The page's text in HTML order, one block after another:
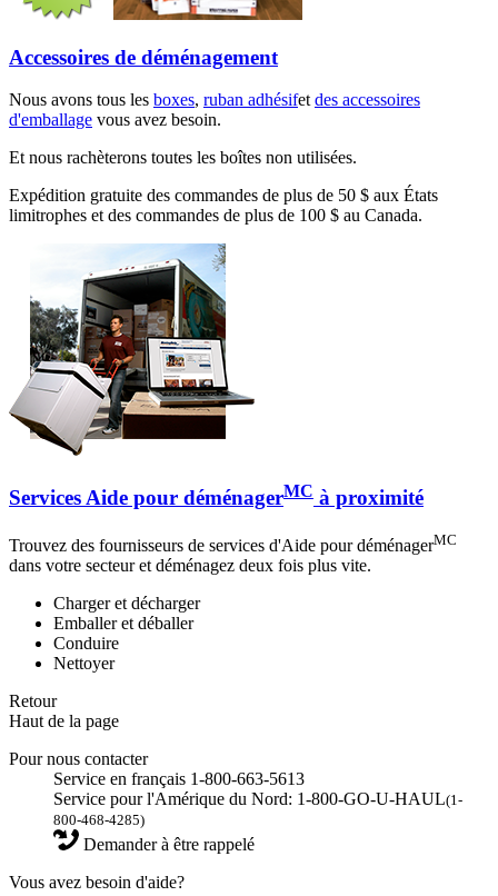
Accessoires de déménagement
Nous avons tous les boxes, ruban adhésifetdes accessoires
d'emballage vous avez besoin.
Et nous rachèterons toutes les boîtes non utilisées.
Expédition gratuite des commandes de plus de 50 $ aux États
limitrophes et des commandes de plus de 100 $ au Canada.
Services Aide pour déménagerMC à proximité
Trouvez des fournisseurs de services d'Aide pour déménagerMC
dans votre secteur et déménagez deux fois plus vite.
Charger et décharger
Emballer et déballer
Conduire
Nettoyer
Retour
Haut de la page
Pour nous contacter
Service en français 1-800-663-5613
Service pour l'Amérique du Nord: 1-800-GO-U-HAUL(1-
800-468-4285)
Demander à être rappelé
Vous avez besoin d'aide?